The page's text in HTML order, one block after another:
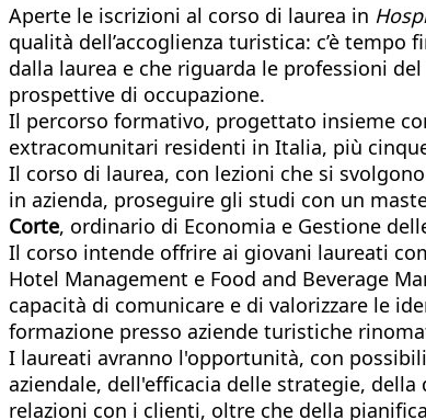
Aperte le iscrizioni al corso di laurea in
qualità dell’accoglienza turistica: c’è tempo
dalla laurea e che riguarda le professioni
prospettive di occupazione.
Il percorso formativo, progettato insieme
extracomunitari residenti in Italia, più
Il corso di laurea, con lezioni che si
in azienda, proseguire gli studi con un
Corte, ordinario di Economia e Gestione
Il corso intende offrire ai giovani laureati
Hotel Management e Food and Beverage
capacità di comunicare e di valorizzare le
formazione presso aziende turistiche
I laureati avranno l'opportunità, con
aziendale, dell'efficacia delle strategie,
relazioni con i clienti, oltre che della